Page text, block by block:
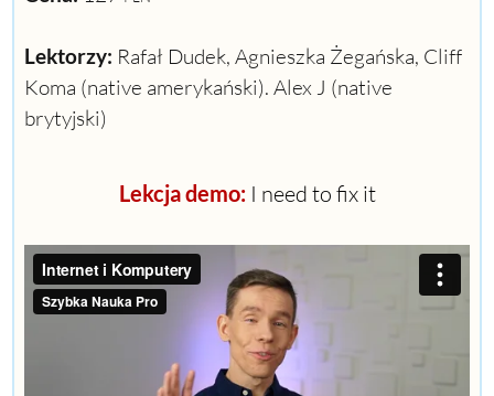
Lektorzy: Rafał Dudek, Agnieszka Żegańska, Cliff
Koma (native amerykański). Alex J (native
brytyjski)
Lekcja demo:I need to fix it